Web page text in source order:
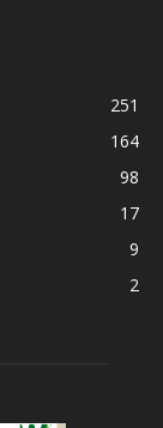
251
164
98
17
9
2